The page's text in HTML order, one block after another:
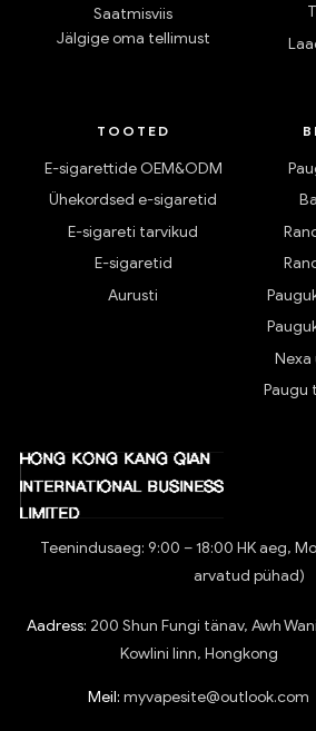
Saatmisviis
Jälgige oma tellimust
TOOTED
E-sigarettide OEM&ODM
Ühekordsed e-sigaretid
E-sigareti tarvikud
E-sigaretid
Aurusti
Paugu
Teenindusaeg: 9:00 – 18:00 HK aeg,
arvatud pühad)
Aadress: 200 Shun Fungi tänav, Awh
Kowlini linn, Hongkong
Meil: myvapesite@outlook.com